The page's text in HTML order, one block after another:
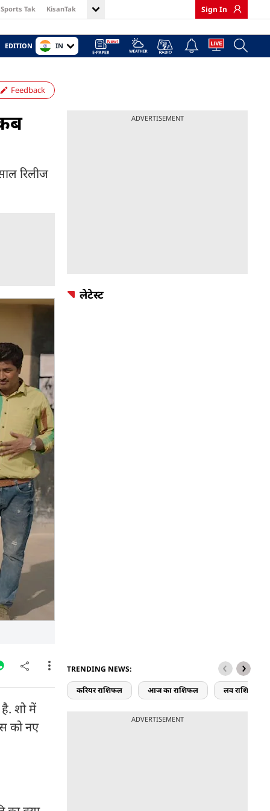
Sports Tak KisanTak Sign In
EDITION IN
Feedback
रिलीज
शो में
को नए
ADVERTISEMENT
लेटेस्ट
TRENDING NEWS:
करियर राशिफल आज का राशिफल लव राशिफल
ADVERTISEMENT